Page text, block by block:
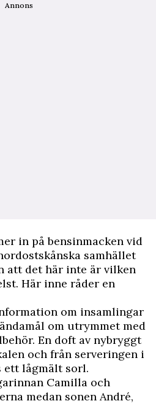
Annons
in på bensinmacken vid
samhället
att det här inte är vilken
Här inne råder en
om insamlingar
om utrymmet med
En doft av nybryggt
och från serveringen i
ett lågmält sorl.
Camilla och
medan sonen André,